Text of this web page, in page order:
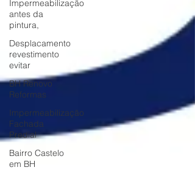
Impermeabilização
antes da
pintura,
Desplacamento
revestimento
evitar
BH Renovo
Reformas
Impermeabilização
Fachada
Predial
Bairro Castelo
em BH